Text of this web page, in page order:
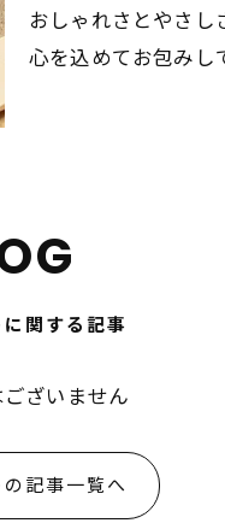
おしゃれさとやさし
心を込めてお包みし
関する記事
ざいません
記事一覧へ